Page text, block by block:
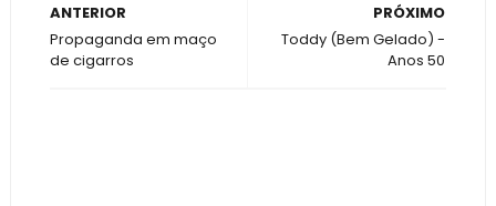
PRÓXIMO
Toddy (Bem Gelado) -
Anos 50
ANTERIOR
Propaganda em maço
de cigarros